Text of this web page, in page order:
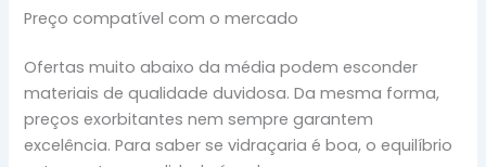
Preço compatível com o mercado
Ofertas muito abaixo da média podem esconder
materiais de qualidade duvidosa. Da mesma forma,
preços exorbitantes nem sempre garantem
excelência. Para saber se vidraçaria é boa, o equilíbrio